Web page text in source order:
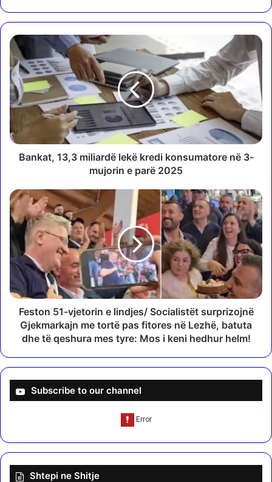
B
a
n
k
a
t
1
3
i
l
i
a
d
e
e
Bankat, 13,3 miliardë lekë kredi konsumatore në 3-
mujorin e parë 2025
F
e
s
t
o
n
-
n
n
d
Feston 51-vjetorin e lindjes/ Socialistët surprizojnë
Gjekmarkajn me tortë pas fitores në Lezhë, batuta
dhe të qeshura mes tyre: Mos i keni hedhur helm!
Subscribe to our channel
Shtepi ne Shitje